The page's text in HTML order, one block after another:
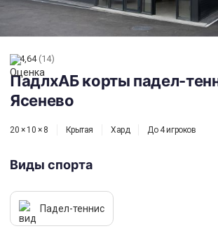
4,64 (14)
ПадлхАБ корты падел-
Ясенево
20 × 10 × 8 Крытая Хард До 4 игроков
Виды спорта
Падел-теннис